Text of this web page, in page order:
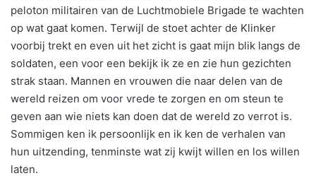
peloton militairen van de Luchtmobiele Brigade te wachten
op wat gaat komen. Terwijl de stoet achter de Klinker
voorbij trekt en even uit het zicht is gaat mijn blik langs de
soldaten, een voor een bekijk ik ze en zie hun gezichten
strak staan. Mannen en vrouwen die naar delen van de
wereld reizen om voor vrede te zorgen en om steun te
geven aan wie niets kan doen dat de wereld zo verrot is.
Sommigen ken ik persoonlijk en ik ken de verhalen van
hun uitzending, tenminste wat zij kwijt willen en los willen
laten.